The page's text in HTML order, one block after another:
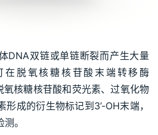
DNA双链或单链断裂而产生大量
在脱氧核糖核苷酸末端转移酶
氧核糖核苷酸和荧光素、过氧化物
成的衍生物标记到3’-OH末端，
。